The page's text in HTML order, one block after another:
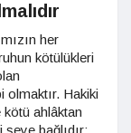
her
kötülükleri
olmaktır. Hakiki
ahlâktan
bağlıdır: